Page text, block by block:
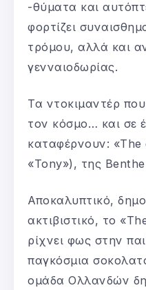
-θύματα και
φορτίζει
τρόμου, αλλά και
γενναιοδωρίας.
Τα ντοκιμαντέρ
τον κόσμο… και σε
καταφέρνουν:
«Tony»), της
Αποκαλυπτικό,
ακτιβιστικό, το
ρίχνει φως στην
παγκόσμια
ομάδα Ολλανδών